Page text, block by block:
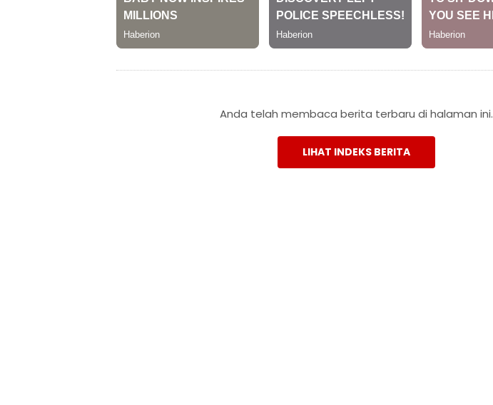
Anda telah membaca berita terbaru di halaman ini.
LIHAT INDEKS BERITA